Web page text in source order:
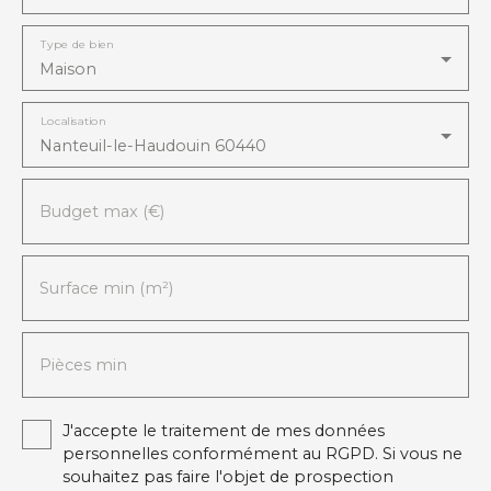
Maison
Type de bien
Nanteuil-le-Haudouin 60440
Localisation
Budget max (€)
Surface min (m²)
Pièces min
J'accepte le traitement de mes données
personnelles conformément au RGPD. Si vous ne
souhaitez pas faire l'objet de prospection